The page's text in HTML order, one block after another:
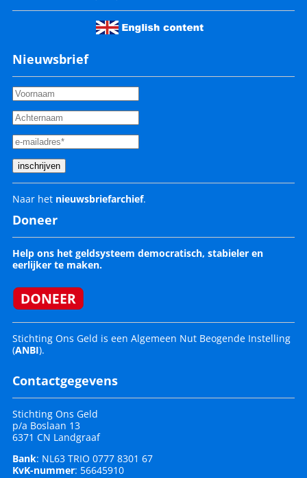
Nieuwsbrief
Naar het nieuwsbriefarchief.
Doneer
Help ons het geldsysteem democratisch, stabieler en
eerlijker te maken.
Stichting Ons Geld is een Algemeen Nut Beogende Instelling
(ANBI).
Contactgegevens
Stichting Ons Geld
p/a Boslaan 13
6371 CN Landgraaf
Bank: NL63 TRIO 0777 8301 67
KvK-nummer: 56645910